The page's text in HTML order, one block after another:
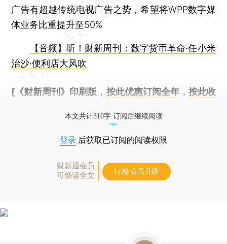
广告有超越传统电视广告之势，希望将WPP数字媒
体业务比重提升至50%
【音频】听！财新周刊：数字货币革命·任小米
治沙·便利店大风吹
[《财新周刊》印刷版， 按此优惠订阅全年， 按此收
本文共计310字 订阅后继续阅读
登录 后获取已订阅的阅读权限
财新通会员
可畅读全文
订阅/会员升级